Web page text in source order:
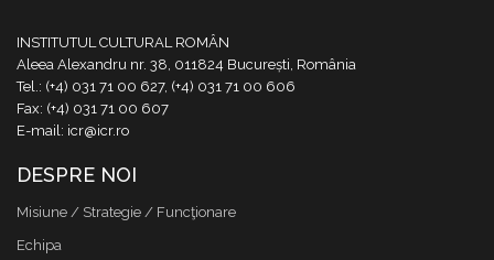
INSTITUTUL CULTURAL ROMÂN
Aleea Alexandru nr. 38, 011824 București, România
Tel.: (+4) 031 71 00 627, (+4) 031 71 00 606
Fax: (+4) 031 71 00 607
E-mail: icr@icr.ro
DESPRE NOI
Misiune / Strategie / Funcţionare
Echipa